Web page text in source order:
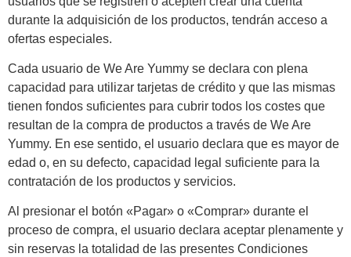
durante la adquisición de los productos, tendrán acceso a
ofertas especiales.
Cada usuario de We Are Yummy se declara con plena
capacidad para utilizar tarjetas de crédito y que las mismas
tienen fondos suficientes para cubrir todos los costes que
resultan de la compra de productos a través de We Are
Yummy. En ese sentido, el usuario declara que es mayor de
edad o, en su defecto, capacidad legal suficiente para la
contratación de los productos y servicios.
Al presionar el botón «Pagar» o «Comprar» durante el
proceso de compra, el usuario declara aceptar plenamente y
sin reservas la totalidad de las presentes Condiciones